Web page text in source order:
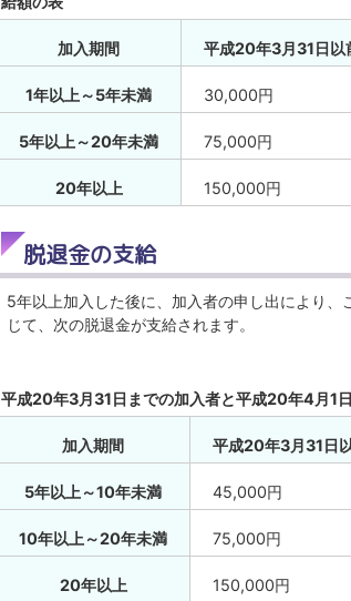
加入期間 平成20年3月31日以
1年以上～5年未満 30,000円
5年以上～20年未満 75,000円
20年以上 150,000円
脱退金の支給
5年以上加入した後に、加入者の申し出により
じて、次の脱退金が支給されます。
平成20年3月31日までの加入者と平成20年4月1
加入期間 平成20年3月31日
5年以上～10年未満 45,000円
10年以上～20年未満 75,000円
20年以上 150,000円